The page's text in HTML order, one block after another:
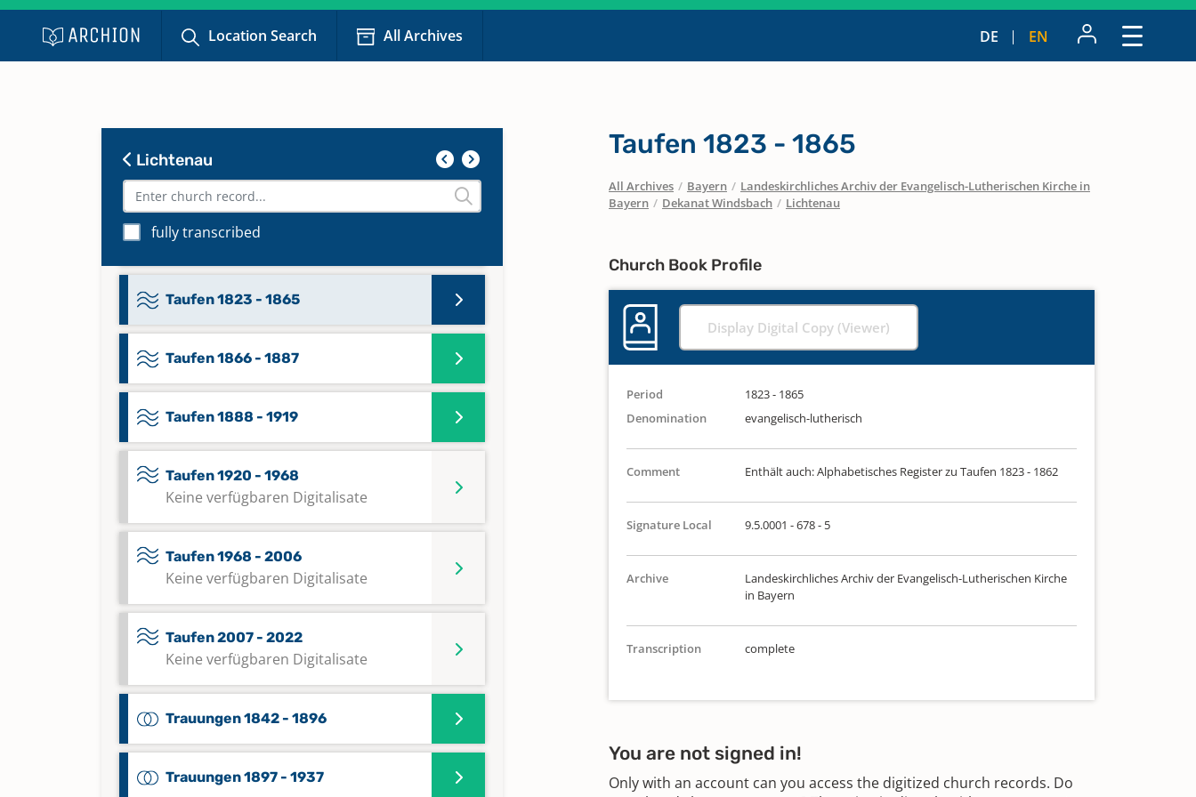
Location Search All Archives DE EN
Lichtenau
fully transcribed
Taufen 1697 - 1757; Trauungen 1697 -
1756; Bestattungen 1697 - 1757;
1801; Bestattungen 1757 - 1802
1841; Bestattungen 1802 - 1826
Taufen 1823 - 1865
Taufen 1866 - 1887
Taufen 1888 - 1919
Taufen 1920 - 1968
Keine verfügbaren Digitalisate
Taufen 1968 - 2006
Keine verfügbaren Digitalisate
Taufen 2007 - 2022
Keine verfügbaren Digitalisate
Trauungen 1842 - 1896
Trauungen 1897 - 1937
Taufen 1823 - 1865
All Archives / Bayern / Landeskirchliches Archiv der Evangelisch-Lutherischen Kirche in
Bayern / Dekanat Windsbach / Lichtenau
Church Book Profile
Display Digital Copy (Viewer)
Period
1823 - 1865
Denomination
evangelisch-lutherisch
Comment Enthält auch: Alphabetisches Register zu Taufen 1823 - 1862
Signature Local 9.5.0001 - 678 - 5
Archive
Landeskirchliches Archiv der Evangelisch-Lutherischen Kirche
in Bayern
Transcription complete
You are not signed in!
Only with an account can you access the digitized church records. Do